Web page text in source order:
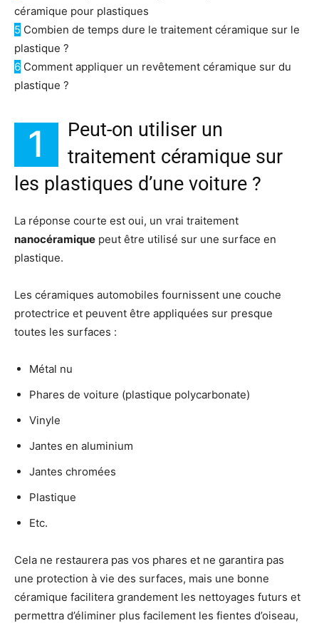
céramique pour plastiques
5 Combien de temps dure le traitement céramique sur le
plastique ?
6 Comment appliquer un revêtement céramique sur du
plastique ?
1
Peut-on utiliser un
traitement céramique sur
les plastiques d’une voiture ?
La réponse courte est oui, un vrai traitement
nanocéramique peut être utilisé sur une surface en
plastique.
Les céramiques automobiles fournissent une couche
protectrice et peuvent être appliquées sur presque
toutes les surfaces :
Métal nu
Phares de voiture (plastique polycarbonate)
Vinyle
Jantes en aluminium
Jantes chromées
Plastique
Etc.
Cela ne restaurera pas vos phares et ne garantira pas
une protection à vie des surfaces, mais une bonne
céramique facilitera grandement les nettoyages futurs et
permettra d’éliminer plus facilement les fientes d’oiseau,